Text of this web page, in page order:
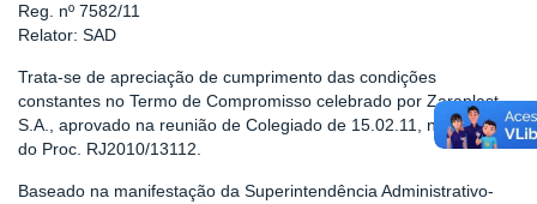
Reg. nº 7582/11
Relator: SAD
Trata-se de apreciação de cumprimento das condições
constantes no Termo de Compromisso celebrado por Zaraplast
S.A., aprovado na reunião de Colegiado de 15.02.11, no âmbito
do Proc. RJ2010/13112.
Baseado na manifestação da Superintendência Administrativo-